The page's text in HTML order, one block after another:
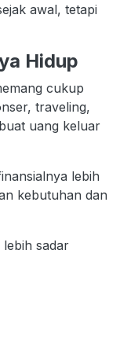
awal, tetapi
Hidup
cukup
traveling,
uang keluar
lebih
kebutuhan dan
sadar